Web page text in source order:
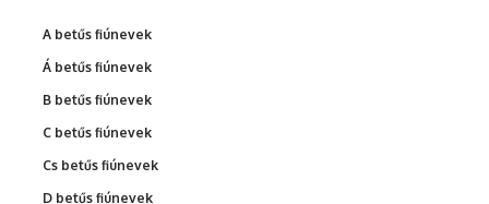
A betűs fiúnevek
Á betűs fiúnevek
B betűs fiúnevek
C betűs fiúnevek
Cs betűs fiúnevek
D betűs fiúnevek